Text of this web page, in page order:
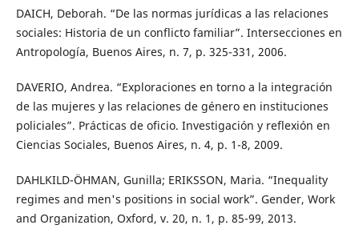
DAICH, Deborah. “De las normas jurídicas a las relaciones
sociales: Historia de un conflicto familiar”. Intersecciones en
Antropología, Buenos Aires, n. 7, p. 325-331, 2006.
DAVERIO, Andrea. “Exploraciones en torno a la integración
de las mujeres y las relaciones de género en instituciones
policiales”. Prácticas de oficio. Investigación y reflexión en
Ciencias Sociales, Buenos Aires, n. 4, p. 1-8, 2009.
DAHLKILD-ÖHMAN, Gunilla; ERIKSSON, Maria. “Inequality
regimes and men's positions in social work”. Gender, Work
and Organization, Oxford, v. 20, n. 1, p. 85-99, 2013.